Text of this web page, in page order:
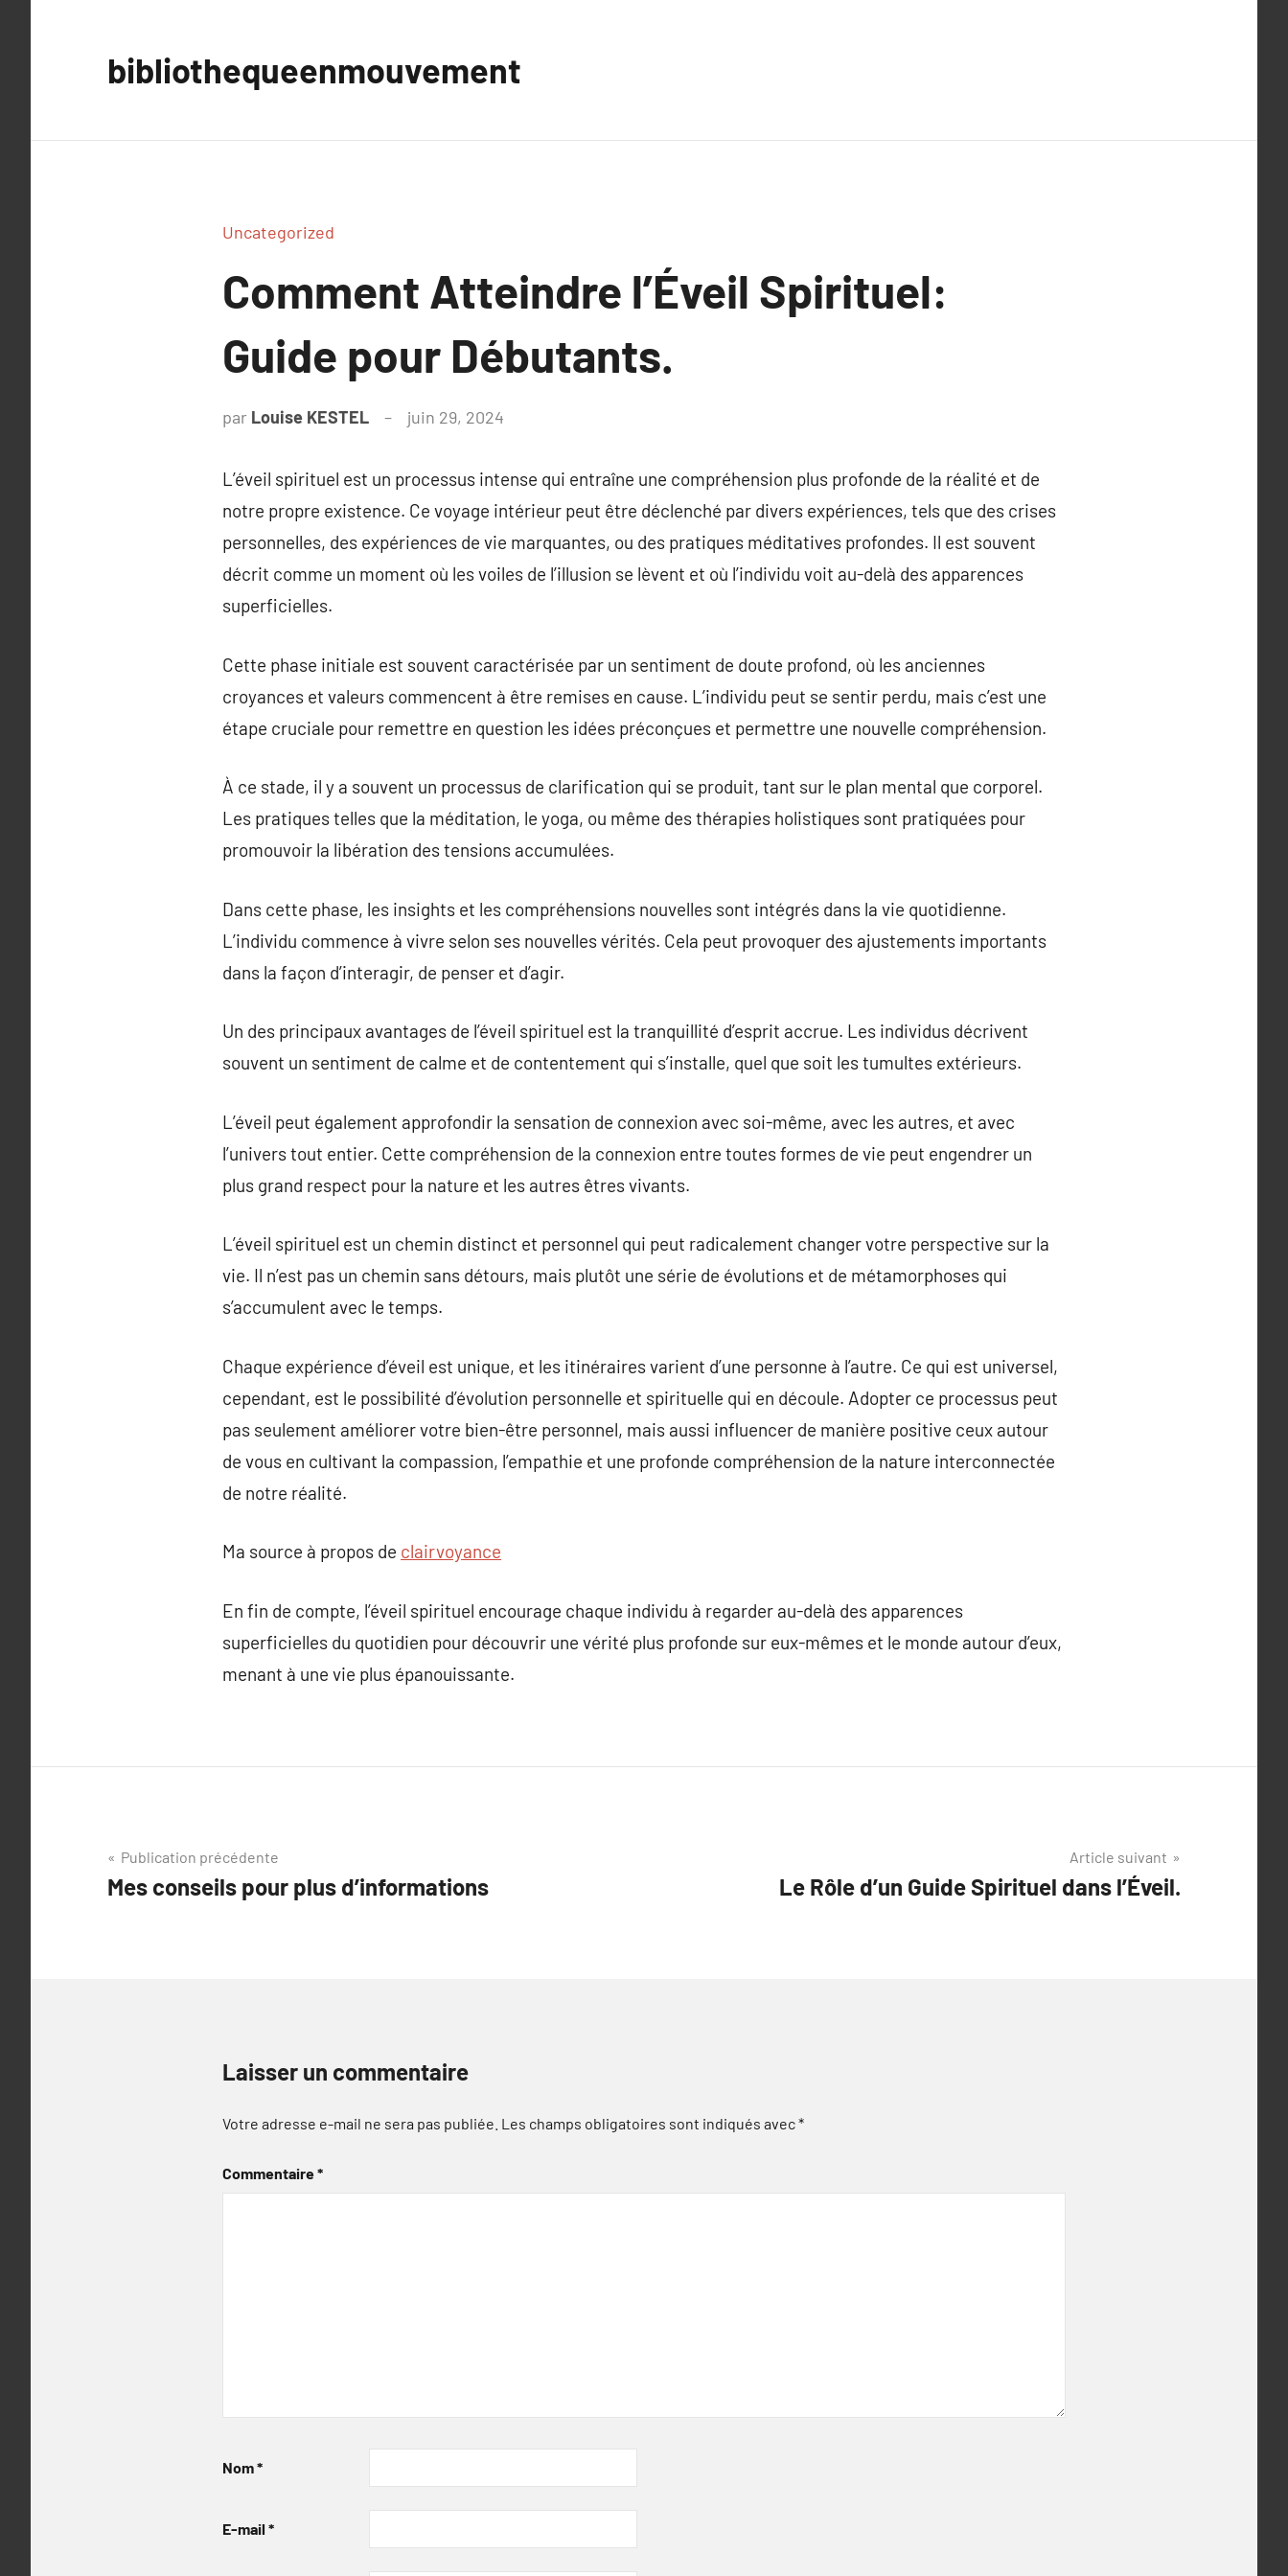
bibliothequeenmouvement
Uncategorized
Comment Atteindre l’Éveil Spirituel:
Guide pour Débutants.
par Louise KESTEL juin 29, 2024
L’éveil spirituel est un processus intense qui entraîne une compréhension plus profonde de la réalité et de
notre propre existence. Ce voyage intérieur peut être déclenché par divers expériences, tels que des crises
personnelles, des expériences de vie marquantes, ou des pratiques méditatives profondes. Il est souvent
décrit comme un moment où les voiles de l’illusion se lèvent et où l’individu voit au-delà des apparences
superficielles.
Cette phase initiale est souvent caractérisée par un sentiment de doute profond, où les anciennes
croyances et valeurs commencent à être remises en cause. L’individu peut se sentir perdu, mais c’est une
étape cruciale pour remettre en question les idées préconçues et permettre une nouvelle compréhension.
À ce stade, il y a souvent un processus de clarification qui se produit, tant sur le plan mental que corporel.
Les pratiques telles que la méditation, le yoga, ou même des thérapies holistiques sont pratiquées pour
promouvoir la libération des tensions accumulées.
Dans cette phase, les insights et les compréhensions nouvelles sont intégrés dans la vie quotidienne.
L’individu commence à vivre selon ses nouvelles vérités. Cela peut provoquer des ajustements importants
dans la façon d’interagir, de penser et d’agir.
Un des principaux avantages de l’éveil spirituel est la tranquillité d’esprit accrue. Les individus décrivent
souvent un sentiment de calme et de contentement qui s’installe, quel que soit les tumultes extérieurs.
L’éveil peut également approfondir la sensation de connexion avec soi-même, avec les autres, et avec
l’univers tout entier. Cette compréhension de la connexion entre toutes formes de vie peut engendrer un
plus grand respect pour la nature et les autres êtres vivants.
L’éveil spirituel est un chemin distinct et personnel qui peut radicalement changer votre perspective sur la
vie. Il n’est pas un chemin sans détours, mais plutôt une série de évolutions et de métamorphoses qui
s’accumulent avec le temps.
Chaque expérience d’éveil est unique, et les itinéraires varient d’une personne à l’autre. Ce qui est universel,
cependant, est le possibilité d’évolution personnelle et spirituelle qui en découle. Adopter ce processus peut
pas seulement améliorer votre bien-être personnel, mais aussi influencer de manière positive ceux autour
de vous en cultivant la compassion, l’empathie et une profonde compréhension de la nature interconnectée
de notre réalité.
Ma source à propos de clairvoyance
En fin de compte, l’éveil spirituel encourage chaque individu à regarder au-delà des apparences
superficielles du quotidien pour découvrir une vérité plus profonde sur eux-mêmes et le monde autour d’eux,
menant à une vie plus épanouissante.
Navigation
de
Publication précédente
Mes conseils pour plus d’informations
Article suivant
Le Rôle d’un Guide Spirituel dans l’Éveil.
Laisser un commentaire
Votre adresse e-mail ne sera pas publiée. Les champs obligatoires sont indiqués avec*
Commentaire*
Nom*
E-mail *